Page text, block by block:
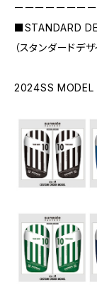
ーーーーーーー
■STANDARD
（スタンダードデザ
2024SS MODEL